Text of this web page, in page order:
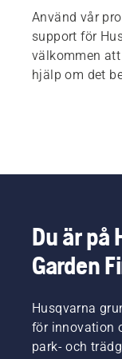
Använd vår
support för
välkommen
hjälp om det
Du är på
Garden
Husqvarna
för innovation
park- och